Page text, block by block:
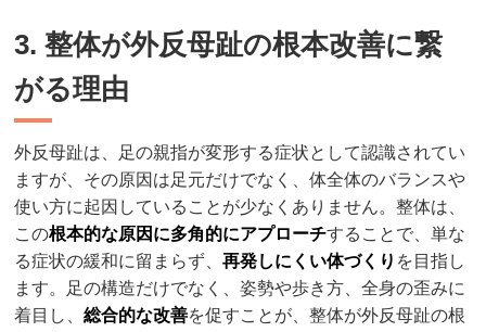
3. 整体が外反母趾の根本改善に繋
がる理由
外反母趾は、足の親指が変形する症状として認識されてい
ますが、その原因は足元だけでなく、体全体のバランスや
使い方に起因していることが少なくありません。整体は、
この根本的な原因に多角的にアプローチすることで、単な
る症状の緩和に留まらず、再発しにくい体づくり を目指し
ます。足の構造だけでなく、姿勢や歩き方、全身の歪みに
着目し、総合的な改善を促すことが、整体が外反母趾の根